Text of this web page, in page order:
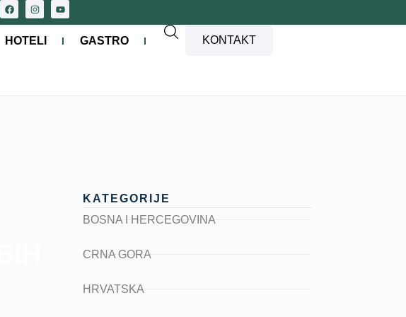
HOTELI GASTRO KONTAKT
KATEGORIJE
BOSNA I HERCEGOVINA
CRNA GORA
HRVATSKA